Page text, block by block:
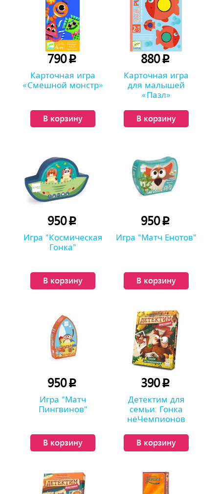
790p
Карточная игра
«Смешной монстр»
В корзину
880p
Карточная игра
для малышей
«Пазл»
В корзину
950p
Игра "Космическая
Гонка"
В корзину
950p
Игра "Матч Енотов"
В корзину
950p
Игра "Матч
Пингвинов"
В корзину
390p
Детектим для
семьи: Гонка
неЧемпионов
В корзину